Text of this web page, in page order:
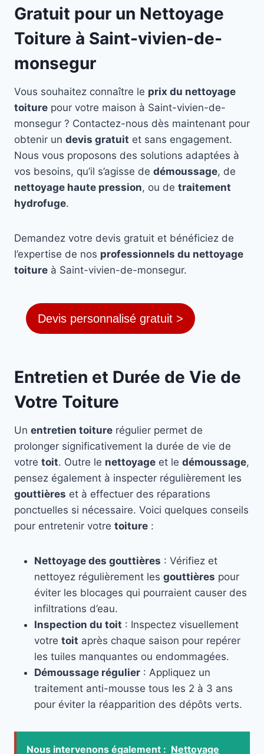
Gratuit pour un Nettoyage
Toiture à Saint-vivien-de-
monsegur
Vous souhaitez connaître le prix du nettoyage
toiture pour votre maison à Saint-vivien-de-
monsegur ? Contactez-nous dès maintenant pour
obtenir un devis gratuit et sans engagement.
Nous vous proposons des solutions adaptées à
vos besoins, qu’il s’agisse de démoussage, de
nettoyage haute pression, ou de traitement
hydrofuge.
Demandez votre devis gratuit et bénéficiez de
l’expertise de nos professionnels du nettoyage
toiture à Saint-vivien-de-monsegur.
Devis personnalisé gratuit >
Entretien et Durée de Vie de
Votre Toiture
Un entretien toiture régulier permet de
prolonger significativement la durée de vie de
votre toit. Outre le nettoyage et le démoussage,
pensez également à inspecter régulièrement les
gouttières et à effectuer des réparations
ponctuelles si nécessaire. Voici quelques conseils
pour entretenir votre toiture :
Nettoyage des gouttières : Vérifiez et
nettoyez régulièrement les gouttières pour
éviter les blocages qui pourraient causer des
infiltrations d’eau.
Inspection du toit : Inspectez visuellement
votre toit après chaque saison pour repérer
les tuiles manquantes ou endommagées.
Démoussage régulier : Appliquez un
traitement anti-mousse tous les 2 à 3 ans
pour éviter la réapparition des dépôts verts.
Nous intervenons également : Nettoyage